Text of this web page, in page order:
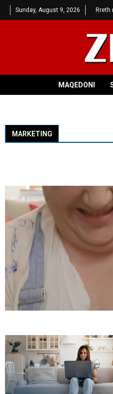
Sunday, August 9, 2026 Rreth
MAQEDONI
MARKETING